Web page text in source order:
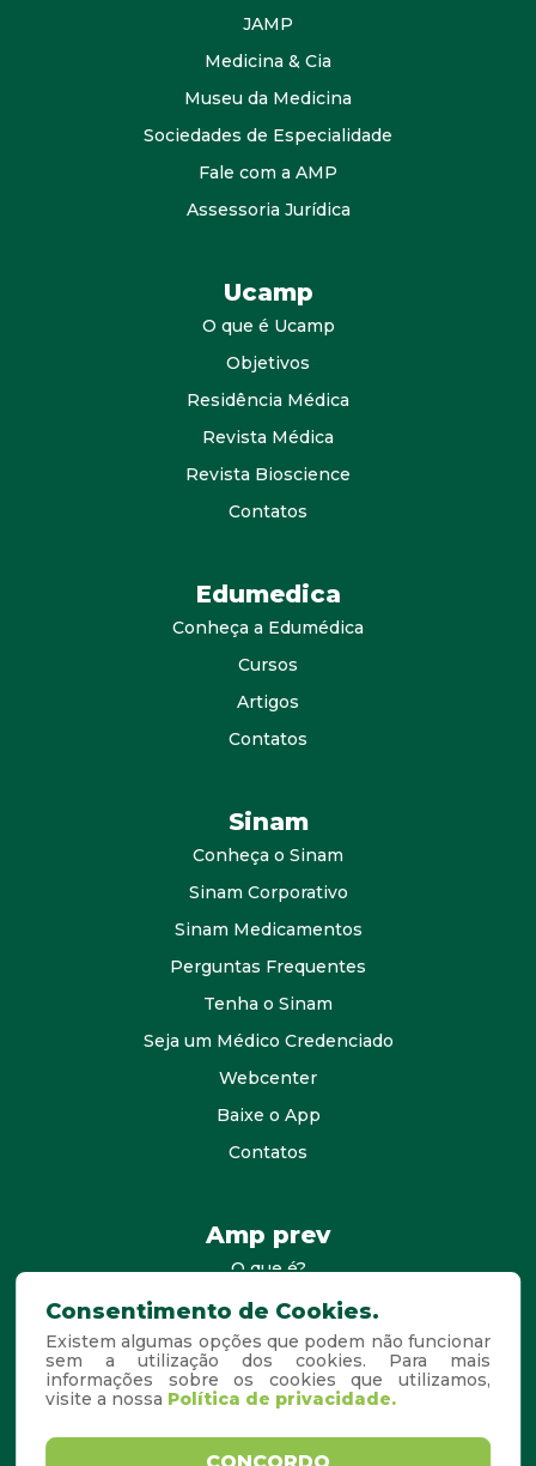
JAMP
Medicina & Cia
Museu da Medicina
Sociedades de Especialidade
Fale com a AMP
Assessoria Jurídica
Ucamp
O que é Ucamp
Objetivos
Residência Médica
Revista Médica
Revista Bioscience
Contatos
Edumedica
Conheça a Edumédica
Cursos
Artigos
Contatos
Sinam
Conheça o Sinam
Sinam Corporativo
Sinam Medicamentos
Perguntas Frequentes
Tenha o Sinam
Seja um Médico Credenciado
Webcenter
Baixe o App
Contatos
Amp prev
O que é?
consultores
Agende Sua Visita
Perguntas Frequentes
Copyright © 2026. Todos os
Consentimento de Cookies.
Existem algumas opções que podem não funcionar
sem a utilização dos cookies. Para mais
informações sobre os cookies que utilizamos,
visite a nossa Política de privacidade.